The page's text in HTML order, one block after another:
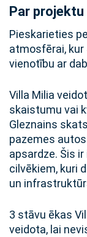
Par projektu
Pieskarieties
atmosfērai,
vienotību ar
Villa Milia
skaistumu vai
Gleznains
pazemes
apsardze. Šis
cilvēkiem, kuri
un
3 stāvu ēkas
veidota, lai